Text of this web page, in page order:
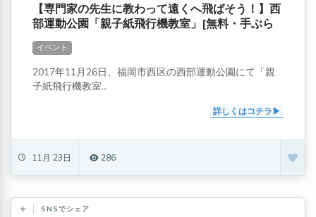
【専門家の先生に教わって遠くへ飛ばそう！】西
部運動公園「親子紙飛行機教室」[無料・手ぶら
でOK]
イベント
2017年11月26日、福岡市西区の西部運動公園にて「親
子紙飛行機教室...
詳しくはコチラ
11月 23日 286
SNSでシェア